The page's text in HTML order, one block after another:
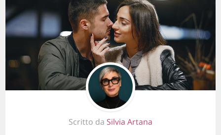
Scritto da Silvia Artana